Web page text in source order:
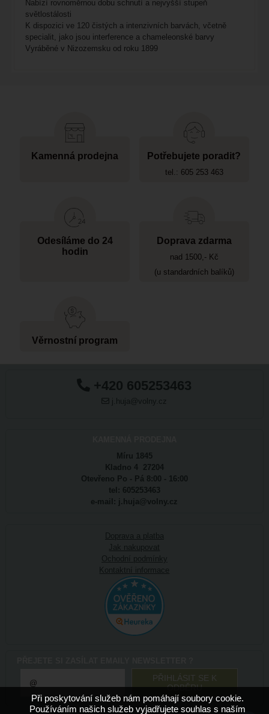
Nabízí rovnoměrnou dobu schnutí a nejvyšší stupeň
světlostálosti
K dispozici ve 120 čistých a intenzivních barvách, včetně
specialit, jako jsou interference a chameleonské barvy
Vyráběné v Nizozemsku od roku 1899
Kamenná prodejna Potřebujete poradit?
tel.: 605 253 463
Odesíláme do 24
hodin
Doprava zdarma
nad 1500,- Kč
(u standardních balíků)
Věrnostní program
+420 605253463
j.huja@volny.cz
Míru 1845
Kladno 4 27204
Otevřeno Po - Pá 8:00 - 16:00
tel: 605253463
e-mail: j.huja@volny.cz
Doprava a platba
Jak nakupovat
Ochodní podmínky
Kontaktní informace
Při poskytování služeb nám pomáhají soubory cookie.
Používáním našich služeb vyjadřujete souhlas s naším